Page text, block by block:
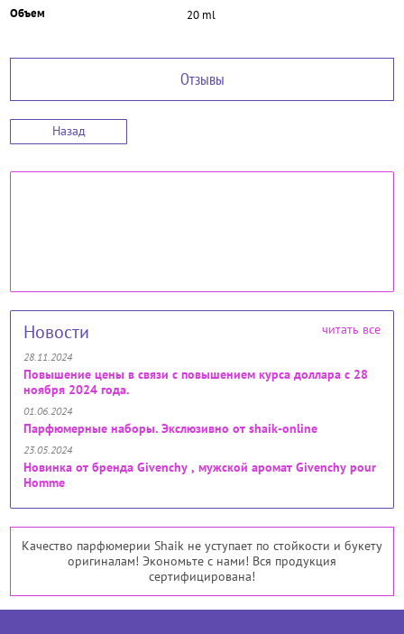
Объем 20 ml
Отзывы
Назад
Новости читать все
28.11.2024
Повышение цены в связи с повышением курса доллара с 28
ноября 2024 года.
01.06.2024
Парфюмерные наборы. Экслюзивно от shaik-online
23.05.2024
Новинка от бренда Givenchy , мужской аромат Givenchy pour
Homme
Качество парфюмерии Shaik не уступает по стойкости и букету
оригиналам! Экономьте с нами! Вся продукция
сертифицирована!